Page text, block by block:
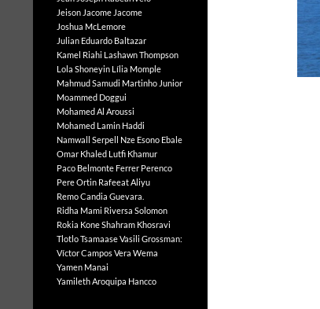
Jeison Jacome Jacome
Joshua McLemore
Julian Eduardo Baltazar
Kamel Riahi Lashawn Thompson
Lola Shoneyin Lília Momple
Mahmud Samudi Martinho Junior
Moammed Doggui
Mohamed Al Aroussi
Mohamed Lamin Haddi
Namwall Serpell Nze Esono Ebale
Omar Khaled Lutfi Khamur
Paco Belmonte Ferrer Perenco
Pere Ortin Rafeeat Aliyu
Remo Candia Guevara.
Ridha Mami Riversa Solomon
Rokia KoneShahram Khosravi
Tlotlo TsamaaseVasili Grossman:
Víctor Campos Vera Wema
Yamen Manai
Yamileth Aroquipa Hancco